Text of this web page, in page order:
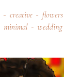
creative
flowers
minimal wedding